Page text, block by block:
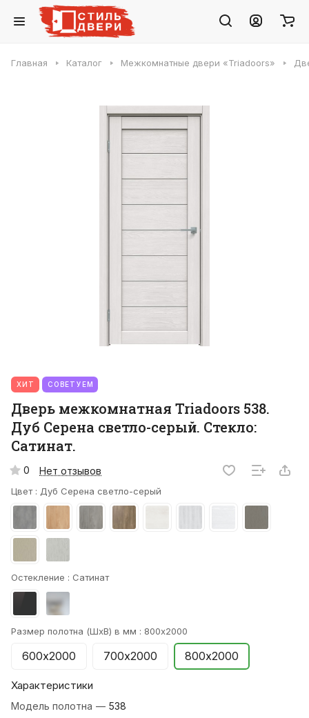
Главная Каталог Межкомнатные двери «Triadoors»
ХИТ СОВЕТУЕМ
Дверь межкомнатная Triadoors 538.
Дуб Серена светло-серый. Стекло:
Сатинат.
0 Нет отзывов
Цвет : Дуб Серена светло-серый
Остекление : Сатинат
Размер полотна (ШхВ) в мм : 800х2000
600х2000 700х2000 800х2000
Характеристики
Модель полотна — 538